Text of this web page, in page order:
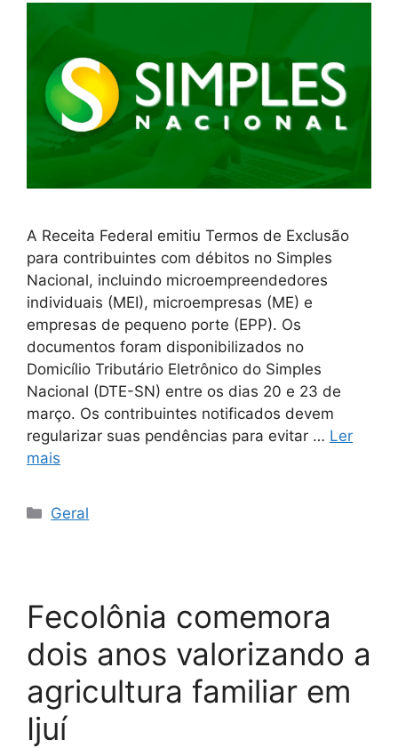
A Receita Federal emitiu Termos de Exclusão
para contribuintes com débitos no Simples
Nacional, incluindo microempreendedores
individuais (MEI), microempresas (ME) e
empresas de pequeno porte (EPP). Os
documentos foram disponibilizados no
Domicílio Tributário Eletrônico do Simples
Nacional (DTE-SN) entre os dias 20 e 23 de
março. Os contribuintes notificados devem
regularizar suas pendências para evitar … Ler
mais
Geral
Fecolônia comemora
dois anos valorizando a
agricultura familiar em
Ijuí